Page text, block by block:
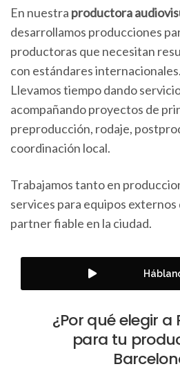
En nuestra productora
desarrollamos producciones
productoras que necesitan
con estándares internacionales.
Llevamos tiempo dando
acompañando proyectos de
preproducción, rodaje,
coordinación local.
Trabajamos tanto en
services para equipos externos
partner fiable en la ciudad.
¿Por qué elegir a
para tu